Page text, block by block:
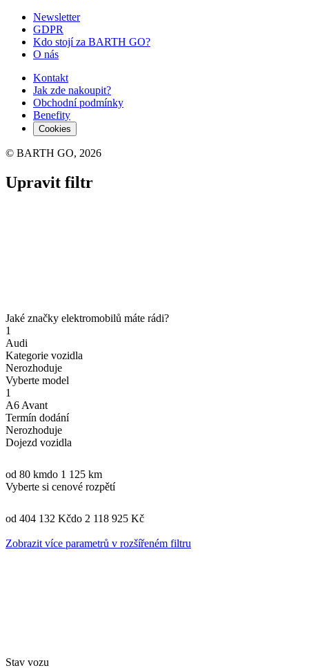
Newsletter
GDPR
Kdo stojí za BARTH GO?
O nás
Kontakt
Jak zde nakoupit?
Obchodní podmínky
Benefity
Cookies
© BARTH GO, 2026
Upravit filtr
Jaké značky elektromobilů máte rádi?
1
Audi
Kategorie vozidla
Nerozhoduje
Vyberte model
1
A6 Avant
Termín dodání
Nerozhoduje
Dojezd vozidla
od 80 kmdo 1 125 km
Vyberte si cenové rozpětí
od 404 132 Kčdo 2 118 925 Kč
Zobrazit více parametrů v rozšířeném filtru
Stav vozu